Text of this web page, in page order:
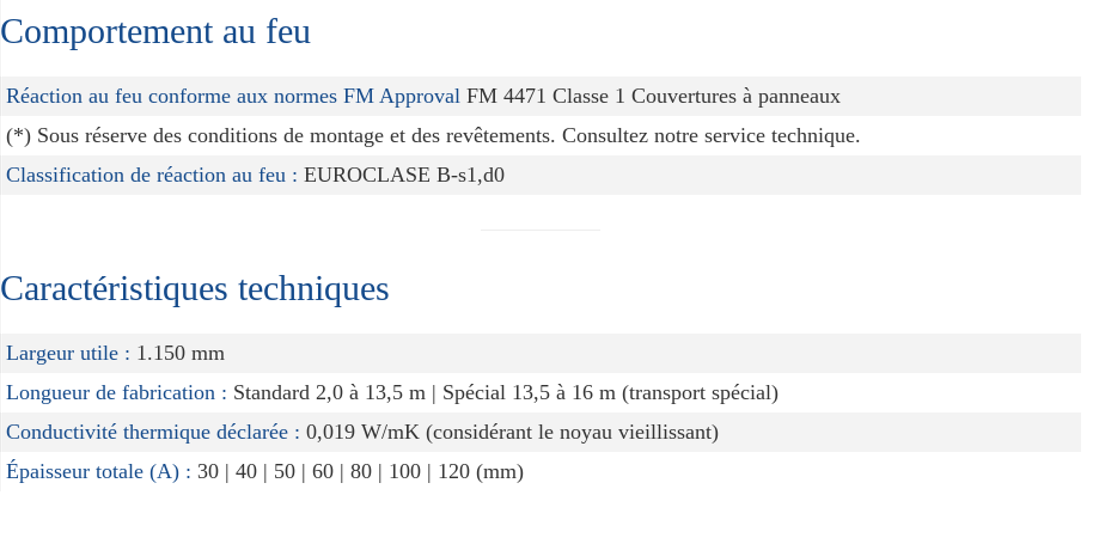
Comportement au feu
Réaction au feu conforme aux normes FM Approval FM 4471 Classe 1 Couvertures à panneaux
(*) Sous réserve des conditions de montage et des revêtements. Consultez notre service technique.
Classification de réaction au feu : EUROCLASE B-s1,d0
Caractéristiques techniques
Largeur utile : 1.150 mm
Longueur de fabrication : Standard 2,0 à 13,5 m | Spécial 13,5 à 16 m (transport spécial)
Conductivité thermique déclarée : 0,019 W/mK (considérant le noyau vieillissant)
Épaisseur totale (A) : 30 | 40 | 50 | 60 | 80 | 100 | 120 (mm)